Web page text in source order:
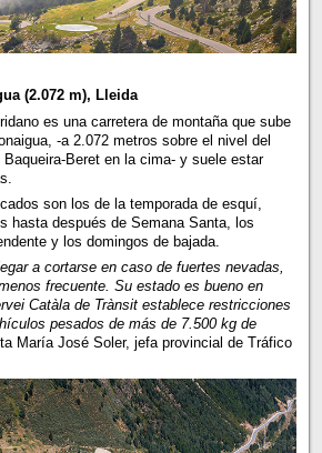
(2.072 m), Lleida
es una carretera de montaña que sube
-a 2.072 metros sobre el nivel del
Beret en la cima- y suele estar
son los de la temporada de esquí,
hasta después de Semana Santa, los
y los domingos de bajada.
a cortarse en caso de fuertes nevadas,
frecuente. Su estado es bueno en
Catàla de Trànsit establece restricciones
pesados de más de 7.500 kg de
María José Soler, jefa provincial de Tráfico